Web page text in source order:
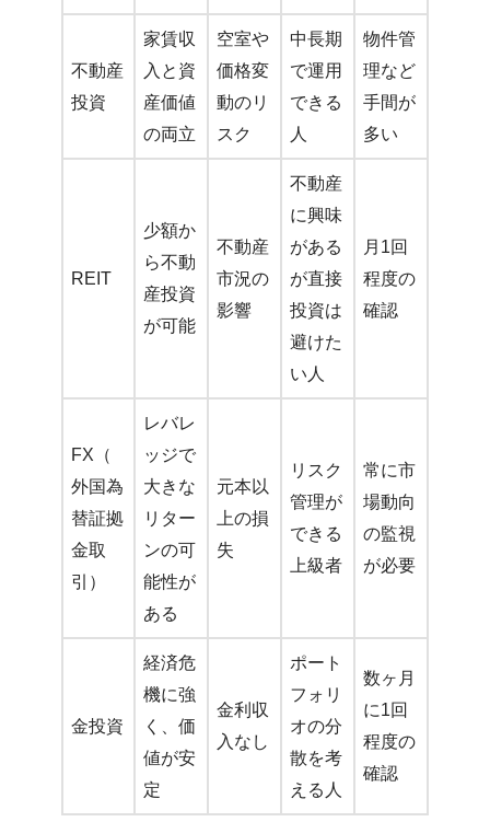
不動産
投資
家賃収
入と資
産価値
の両立
空室や
価格変
動のリ
スク
中長期
で運用
できる
人
物件管
理など
手間が
多い
REIT
少額か
ら不動
産投資
が可能
不動産
市況の
影響
不動産
に興味
がある
が直接
投資は
避けた
い人
月1回
程度の
確認
FX（
外国為
替証拠
金取
引）
レバレ
ッジで
大きな
リター
ンの可
能性が
ある
元本以
上の損
失
リスク
管理が
できる
上級者
常に市
場動向
の監視
が必要
金投資
経済危
機に強
く、価
値が安
定
金利収
入なし
ポート
フォリ
オの分
散を考
える人
数ヶ月
に1回
程度の
確認